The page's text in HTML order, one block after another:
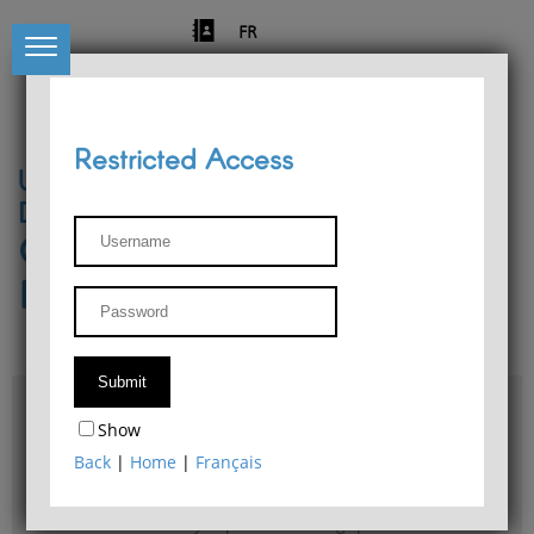
FR
University of Liège
Départment of Philosophy
Center for Phenomenological
Research
Access & maps
Philosophy Department Library
Restricted Access
Show
Back | Home | Français